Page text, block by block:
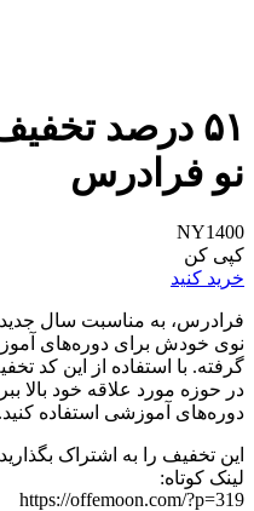
۵۱ درصد
نو فرادرس
NY1400
کپی کن
خرید کنید
گرفته. با استفاده از این کد
دوره‌های آموزشی استفاده کنید.
این تخفیف را به اشتراک
لینک کوتاه:
https://offemoon.com/?p=319